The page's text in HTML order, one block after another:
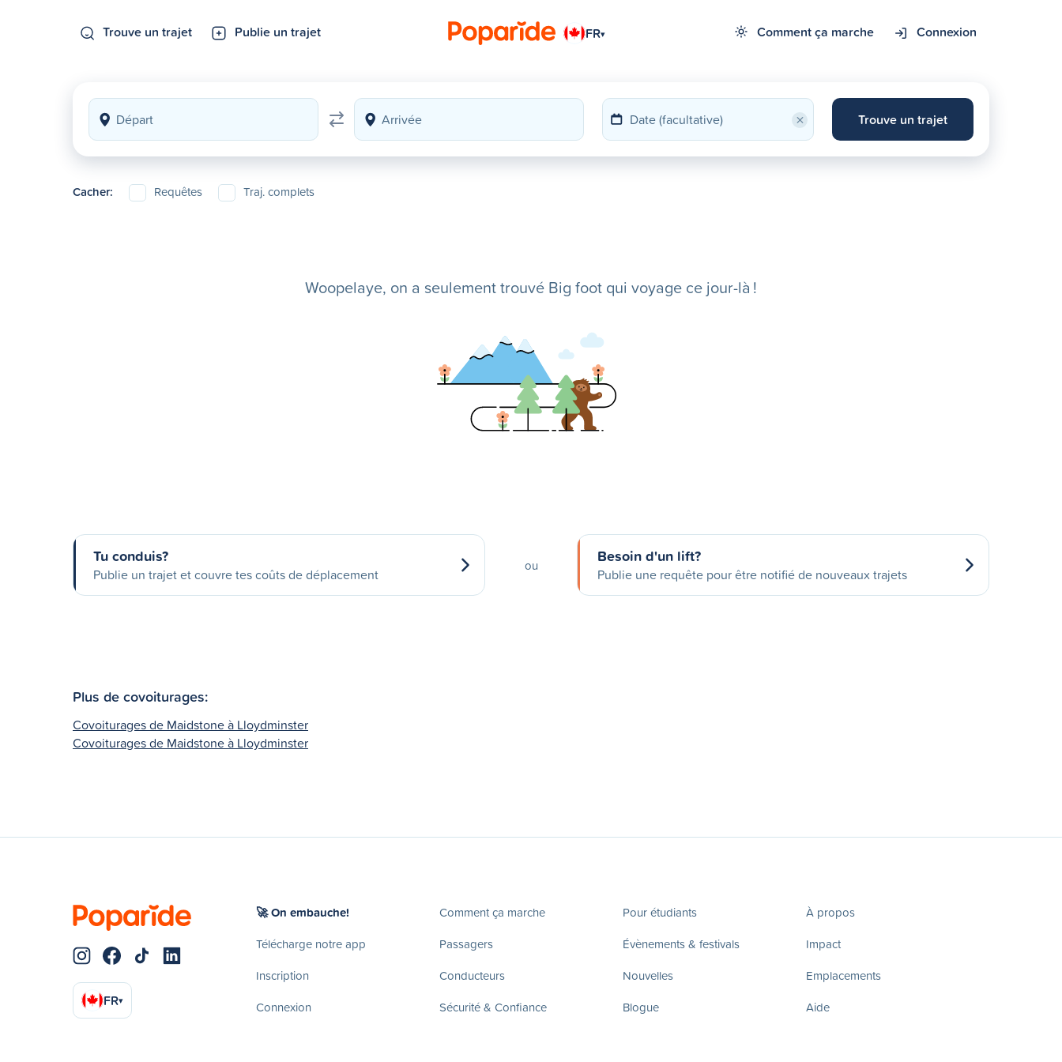
Trouve un trajet Publie un trajet FR▾ Comment ça marche Connexion
× Trouve un trajet
Cacher: Requêtes Traj. complets
Woopelaye, on a seulement trouvé Big foot qui voyage ce jour-là !
Tu conduis?
Publie un trajet et couvre tes coûts de déplacement
ou Besoin d'un lift?
Publie une requête pour être notifié de nouveaux trajets
Plus de covoiturages:
Covoiturages de Maidstone à Lloydminster
Covoiturages de Maidstone à Lloydminster
FR▾
🚀 On embauche!
Télécharge notre app
Inscription
Connexion
Comment ça marche
Passagers
Conducteurs
Sécurité & Confiance
Pour étudiants
Évènements & festivals
Nouvelles
Blogue
À propos
Impact
Emplacements
Aide